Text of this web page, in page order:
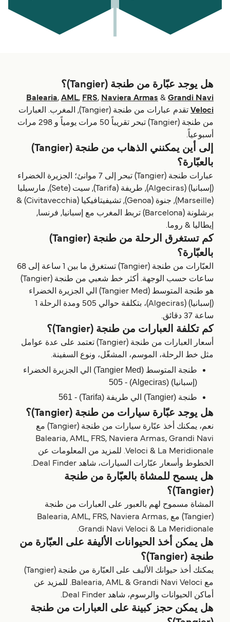
هل يوجد عبّارة من طنجة (‎(Tangier؟
Balearia,AML ,FRS ,Naviera Armas &Grandi Navi
Veloci
تقدم عبارات من طنجة (‎(Tangier, المغرب. العبارات
من طنجة (‎(Tangier تبحر تقريباً 50 مرات يومياً و 298 مرات
أسبوعياً.
إلى أين يمكنني الذهاب من طنجة (‎(Tangier
بالعبّارة؟
عبارات طنجة (‎(Tangier تبحر إلى 7 موانئ؛ الجزيرة الخضراء
(إسبانيا) (Algeciras), طريفة (Tarifa), سيت (Sete), مارسيليا
(Marseille), جنوة (Genoa), تشيفيتافيكيا (Civitavecchia) &
برشلونة (Barcelona) تربط المغرب مع إسبانيا, فرنسا,
إيطاليا & روما.
كم تستغرق الرحلة من طنجة (‎(Tangier
بالعبّارة؟
العبّارات من طنجة (‎(Tangier تستغرق ما بين 1 ساعة إلى 68
ساعات حسب الوجهة. أكثر خط شعبي من طنجة (‎(Tangier
هو طنجة المتوسط (Tangier Med) الي الجزيرة الخضراء
(إسبانيا) (Algeciras)، بتكلفة حوالي 505 ومدة الرحلة 1
ساعة 37 دقائق.
كم تكلفة العبارات من طنجة (‎(Tangier؟
أسعار العبارات من طنجة (‎(Tangier تعتمد على عدة عوامل
مثل خط الرحلة، الموسم، المشغّل، ونوع السفينة.
طنجة المتوسط (Tangier Med) الي الجزيرة الخضراء
(إسبانيا) (Algeciras) - 505
طنجة (‎(Tangier الي طريفة (Tarifa) - 561
هل يوجد عبّارة سيارات من طنجة (‎(Tangier؟
نعم، يمكنك أخذ عبّارة سيارات من طنجة (‎(Tangier مع
Balearia, AML, FRS, Naviera Armas, Grandi Navi
Veloci & La Meridionale. للمزيد من المعلومات عن
الخطوط وأسعار عبّارات السيارات، شاهد Deal Finder.
هل يسمح للمشاة بالعبّارة من طنجة
المشاة مسموح لهم بالعبور على العبارات من طنجة
(‎(Tangier مع Balearia, AML, FRS, Naviera Armas,
Grandi Navi Veloci & La Meridionale.
هل يمكن أخذ الحيوانات الأليفة على العبّارة من
طنجة (‎(Tangier؟
يمكنك أخذ حيوانك الأليف على العبّارة من طنجة (‎(Tangier
مع Balearia, AML & Grandi Navi Veloci. للمزيد عن
أماكن الحيوانات والرسوم، شاهد Deal Finder.
هل يمكن حجز كبينة على العبارات من طنجة